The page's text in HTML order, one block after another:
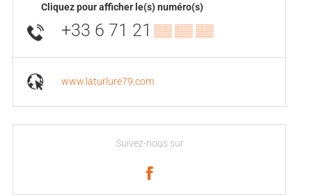
Cliquez pour afficher le(s) numéro(s)
+33 6 71 21 ▒▒ ▒▒ ▒▒
www.laturlure79.com
Suivez-nous sur